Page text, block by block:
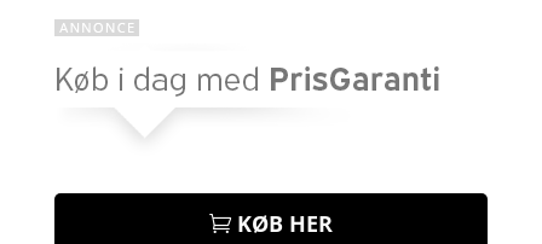
KØB HER